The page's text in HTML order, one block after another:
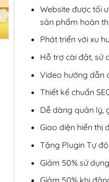
Website được tối
sản phẩm hoàn
Phát triển với xu
Hỗ trợ cài đặt, sử
Video hướng dẫn
Thiết kế chuẩn
Dễ dàng quản lý,
Giao diện hiển thị
Tặng Plugin Tự
Giảm 50% sử